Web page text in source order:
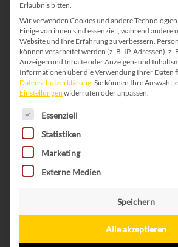
Erlaubnis bitten.
Wir verwenden Cookies und andere
Einige von ihnen sind essenziell, während andere
Website und Ihre Erfahrung zu verbessern.
können verarbeitet werden (z. B. IP-Adressen), z.
Anzeigen und Inhalte oder Anzeigen- und
Informationen über die Verwendung Ihrer Daten
Datenschutzerklärung. Sie können Ihre Auswahl
Einstellungen widerrufen oder anpassen.
Es folgt eine Liste der
Essenziell
Statistiken
Marketing
Externe Medien
Speichern
Alle akzeptieren